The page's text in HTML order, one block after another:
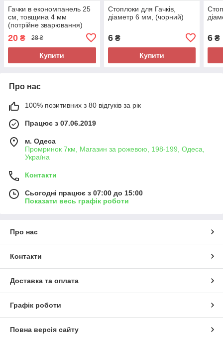
Гачки в економпанель 25
см, товщина 4 мм
(потрійне зварювання)
20 ₴ 28 ₴
Купити
Стоплоки для Гачків,
діаметр 6 мм, (чорний)
6₴
Купити
6 ₴
Про нас
100% позитивних з 80 відгуків за рік
Працює з 07.06.2019
м. Одеса
Промринок 7км, Магазин за рожевою, 198-199, Одеса,
Україна
Контакти
Сьогодні працює з 07:00 до 15:00
Показати весь графік роботи
Про нас
Контакти
Доставка та оплата
Графік роботи
Повна версія сайту